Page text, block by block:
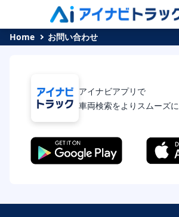
Home お問い合わせ
アイナビアプリで
車両検索をよりスムーズに